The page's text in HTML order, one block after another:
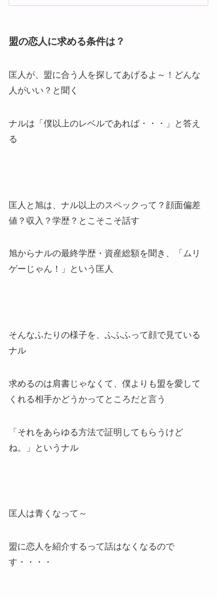
盟の恋人に求める条件は？
匡人が、盟に合う人を探してあげるよ～！どんな
人がいい？と聞く
ナルは「僕以上のレベルであれば・・・」と答え
る
匡人と旭は、ナル以上のスペックって？顔面偏差
値？収入？学歴？とこそこそ話す
旭からナルの最終学歴・資産総額を聞き、「ムリ
ゲーじゃん！」という匡人
そんなふたりの様子を、ふふふって顔で見ている
ナル
求めるのは肩書じゃなくて、僕よりも盟を愛して
くれる相手かどうかってところだと言う
「それをあらゆる方法で証明してもらうけど
ね。」というナル
匡人は青くなって～
盟に恋人を紹介するって話はなくなるので
す・・・・